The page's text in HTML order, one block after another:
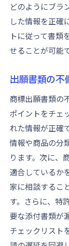
どのようにブラ
した情報を正確
トに従って書類
せることが可能で
出願書類の不
商標出願書類の
ポイントをチェ
れた情報が正確
情報や商品の分
ります。次に、
適合しているか
家に相談するこ
す。さらに、特
要な添付書類が
チェックリスト